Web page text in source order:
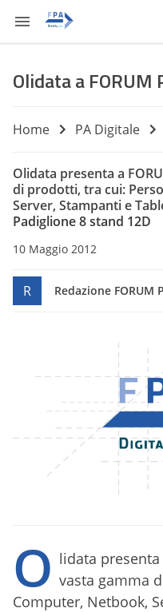
Olidata a FORUM
Home PA Digitale
Olidata presenta a
di prodotti, tra cui:
Server, Stampanti e
Padiglione 8 stand 12D
10 Maggio 2012
R Redazione FORUM
O lidata presenta
vasta gamma
Computer, Netbook,